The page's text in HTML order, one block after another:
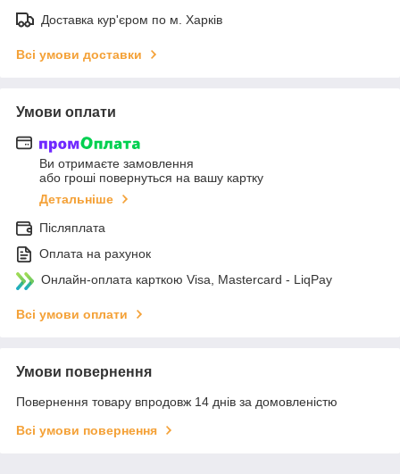
Доставка кур'єром по м. Харків
Всі умови доставки
Умови оплати
Ви отримаєте замовлення
або гроші повернуться на вашу картку
Детальніше
Післяплата
Оплата на рахунок
Онлайн-оплата карткою Visa, Mastercard - LiqPay
Всі умови оплати
Умови повернення
Повернення товару впродовж 14 днів за домовленістю
Всі умови повернення